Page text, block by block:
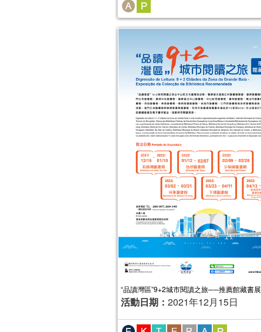
“品讀灣區”9+2城市閱讀之旅──推薦館藏書展
活動日期： 2021年12月15日